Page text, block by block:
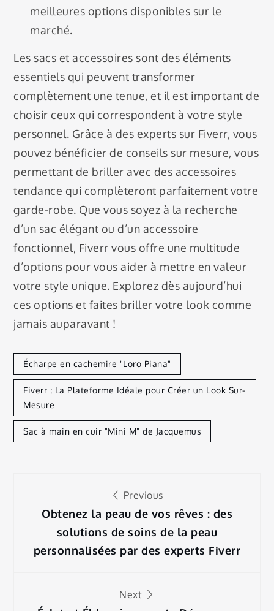
meilleures options disponibles sur le
marché.
Les sacs et accessoires sont des éléments
essentiels qui peuvent transformer
complètement une tenue, et il est important de
choisir ceux qui correspondent à votre style
personnel. Grâce à des experts sur Fiverr, vous
pouvez bénéficier de conseils sur mesure, vous
permettant de briller avec des accessoires
tendance qui complèteront parfaitement votre
garde-robe. Que vous soyez à la recherche
d’un sac élégant ou d’un accessoire
fonctionnel, Fiverr vous offre une multitude
d’options pour vous aider à mettre en valeur
votre style unique. Explorez dès aujourd’hui
ces options et faites briller votre look comme
jamais auparavant !
Écharpe en cachemire "Loro Piana"
Fiverr : La Plateforme Idéale pour Créer un Look Sur-
Mesure
Sac à main en cuir "Mini M" de Jacquemus
Navigation
de
l’article
Previous
Obtenez la peau de vos rêves : des
solutions de soins de la peau
personnalisées par des experts Fiverr
Next